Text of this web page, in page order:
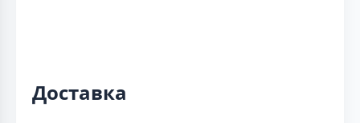
Доставка